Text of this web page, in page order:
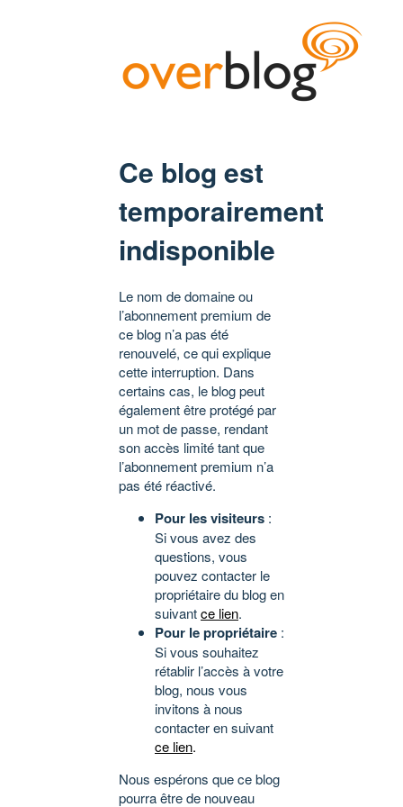
Ce blog est
temporairement
indisponible
Le nom de domaine ou
l’abonnement premium de
ce blog n’a pas été
renouvelé, ce qui explique
cette interruption. Dans
certains cas, le blog peut
également être protégé par
un mot de passe, rendant
son accès limité tant que
l’abonnement premium n’a
pas été réactivé.
Pour les visiteurs :
Si vous avez des
questions, vous
pouvez contacter le
propriétaire du blog en
suivantce lien.
Pour le propriétaire :
Si vous souhaitez
rétablir l’accès à votre
blog, nous vous
invitons à nous
contacter en suivant
ce lien.
Nous espérons que ce blog
pourra être de nouveau